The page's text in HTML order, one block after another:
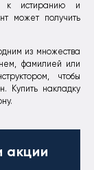
к истиранию и
может получить
из множества
фамилией или
чтобы
Купить накладку
акции